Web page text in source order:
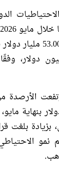
دولار، مقابل
125 مليون
الأرصدة